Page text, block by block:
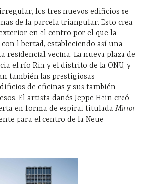
los tres nuevos edificios se
de la parcela triangular. Esto crea
en el centro por el que la
libertad, estableciendo así una
residencial vecina. La nueva plaza de
el río Rin y el distrito de la ONU, y
también las prestigiosas
de oficinas y sus también
El artista danés Jeppe Hein creó
en forma de espiral titulada Mirror
para el centro de la Neue